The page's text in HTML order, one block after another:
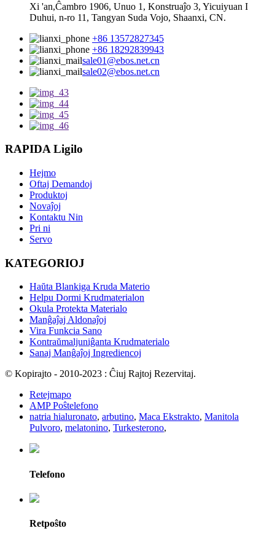
Xi 'an,Ĉambro 1906, Unuo 1, Konstruaĵo 3, Yicuiyuan I
Duhui, n-ro 11, Tangyan Suda Vojo, Shaanxi, CN.
+86 13572827345
+86 18292839943
sale01@ebos.net.cn
sale02@ebos.net.cn
RAPIDA Ligilo
Hejmo
Oftaj Demandoj
Produktoj
Novaĵoj
Kontaktu Nin
Pri ni
Servo
KATEGORIOJ
Haŭta Blankiga Kruda Materio
Helpu Dormi Krudmaterialon
Okula Protekta Materialo
Manĝaĵaj Aldonaĵoj
Vira Funkcia Sano
Kontraŭmaljuniĝanta Krudmaterialo
Sanaj Manĝaĵoj Ingrediencoj
© Kopirajto - 2010-2023 : Ĉiuj Rajtoj Rezervitaj.
Retejmapo
AMP Poŝtelefono
natria hialuronato, arbutino, Maca Ekstrakto, Manitola
Pulvoro, melatonino, Turkesterono,
Telefono
Retpoŝto